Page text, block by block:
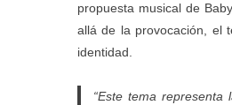
propuesta musical de
allá de la provocación, el
identidad.
“Este tema